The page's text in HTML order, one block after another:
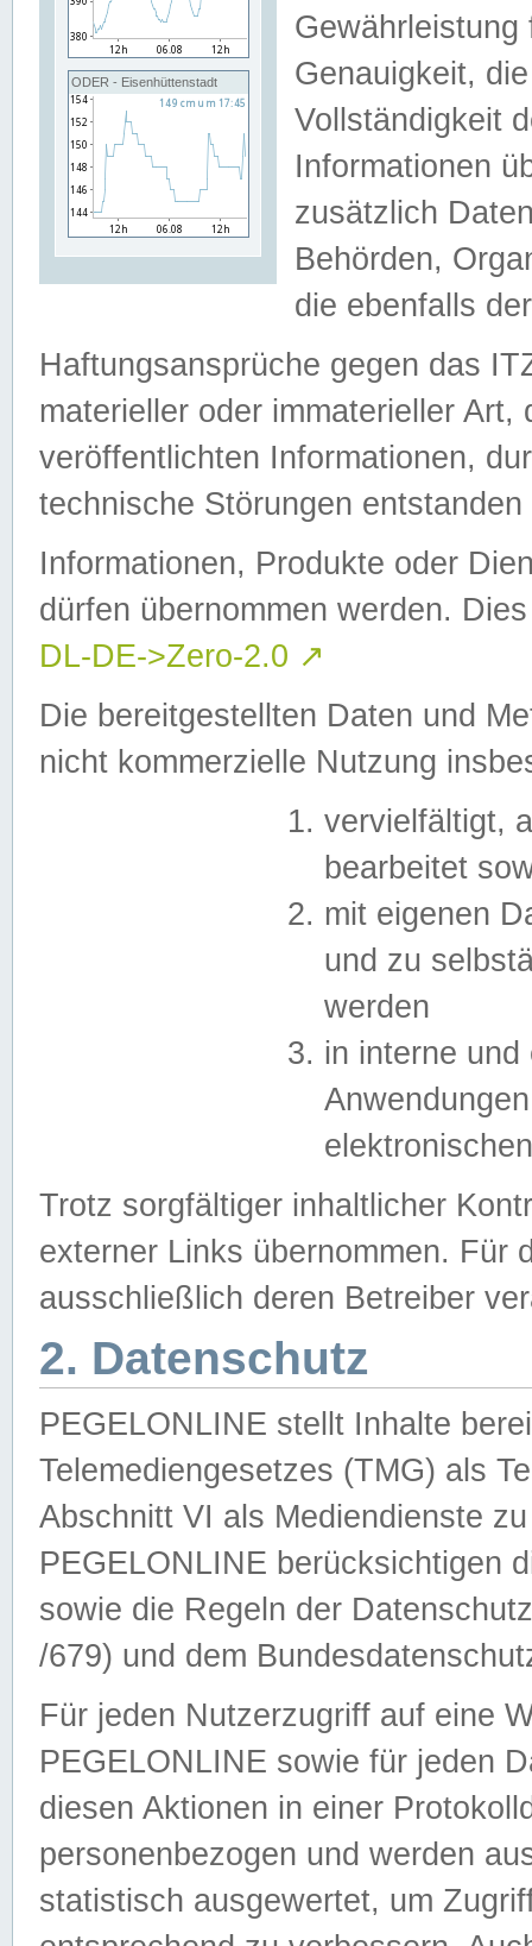
ODER - Eisenhüttenstadt
Genauigkeit,
Vollständigkeit
Informationen
zusätzlich
Behörden,
die ebenfalls
Haftungsansprüche gegen das
materieller oder immaterieller
veröffentlichten Informationen,
technische Störungen
Informationen, Produkte oder
dürfen übernommen werden.
DL-DE->Zero-2.0 ↗
Die bereitgestellten Daten und
nicht kommerzielle Nutzung
vervielfältigt,
bearbeitet
mit eigenen
und zu
werden
in interne
Trotz sorgfältiger inhaltlicher
externer Links übernommen. Für
ausschließlich deren Betreiber
2. Datenschutz
PEGELONLINE stellt Inhalte
Telemediengesetzes (TMG) als
Abschnitt VI als Mediendienste
PEGELONLINE berücksichtigen
sowie die Regeln der
/679) und dem
Für jeden Nutzerzugriff auf eine
PEGELONLINE sowie für jeden
diesen Aktionen in einer
personenbezogen und werden
statistisch ausgewertet, um